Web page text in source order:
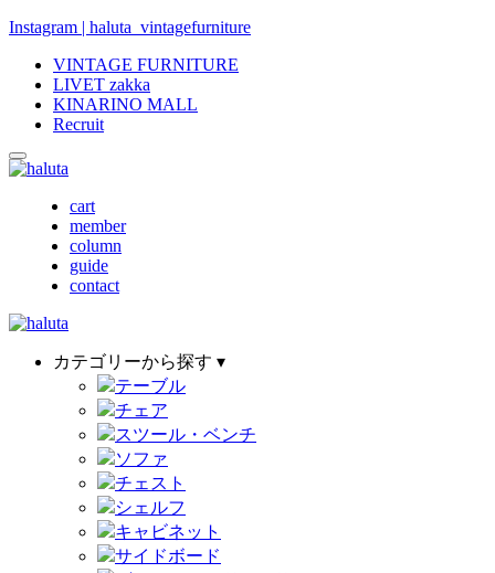
Instagram | haluta_vintagefurniture
VINTAGE FURNITURE
LIVET zakka
KINARINO MALL
Recruit
cart
member
column
guide
contact
カテゴリーから探す ▾
テーブル
チェア
スツール・ベンチ
ソファ
チェスト
シェルフ
キャビネット
サイドボード